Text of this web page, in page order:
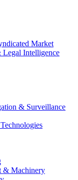
Market
Legal Intelligence
& Surveillance
& Machinery